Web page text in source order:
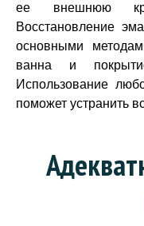
ее внешнюю
Восстановление
основными
ванна и
Использование
поможет устранить